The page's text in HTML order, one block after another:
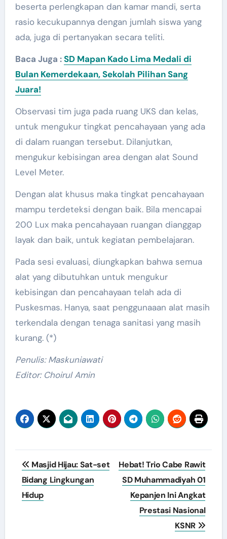
beserta perlengkapan dan kamar mandi, serta
rasio kecukupannya dengan jumlah siswa yang
ada, juga di pertanyakan secara teliti.
Baca Juga :SD Mapan Kado Lima Medali di
Bulan Kemerdekaan, Sekolah Pilihan Sang
Juara!
Observasi tim juga pada ruang UKS dan kelas,
untuk mengukur tingkat pencahayaan yang ada
di dalam ruangan tersebut. Dilanjutkan,
mengukur kebisingan area dengan alat Sound
Level Meter.
Dengan alat khusus maka tingkat pencahayaan
mampu terdeteksi dengan baik. Bila mencapai
200 Lux maka pencahayaan ruangan dianggap
layak dan baik, untuk kegiatan pembelajaran.
Pada sesi evaluasi, diungkapkan bahwa semua
alat yang dibutuhkan untuk mengukur
kebisingan dan pencahayaan telah ada di
Puskesmas. Hanya, saat penggunaaan alat masih
terkendala dengan tenaga sanitasi yang masih
kurang. (*)
Penulis: Maskuniawati
Editor: Choirul Amin
Navigasi
pos
Masjid Hijau: Sat-set
Bidang Lingkungan
Hidup
Hebat! Trio Cabe Rawit
SD Muhammadiyah 01
Kepanjen Ini Angkat
Prestasi Nasional
KSNR